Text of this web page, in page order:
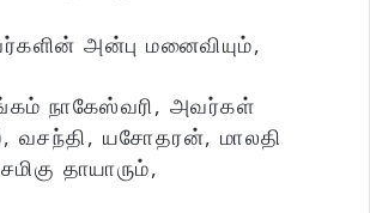
அன்பு மனைவியும்,
நாகேஸ்வரி, அவர்கள்
வசந்தி, யசோதரன், மாலதி
தாயாரும்,